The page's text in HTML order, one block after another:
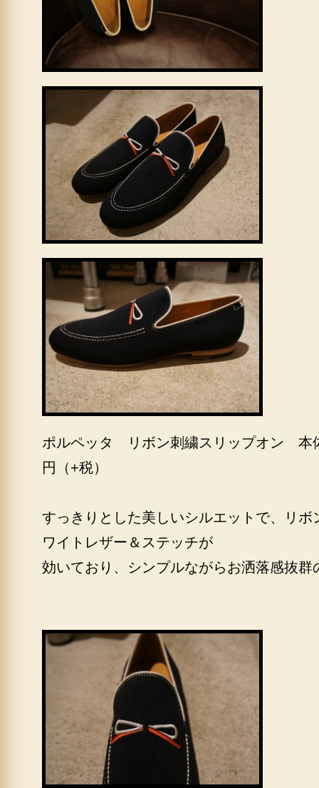
ポルペッタ リボン刺繍スリップオン 本
円（+税）
すっきりとした美しいシルエットで、リボ
ワイトレザー＆ステッチが
効いており、シンプルながらお洒落感抜群